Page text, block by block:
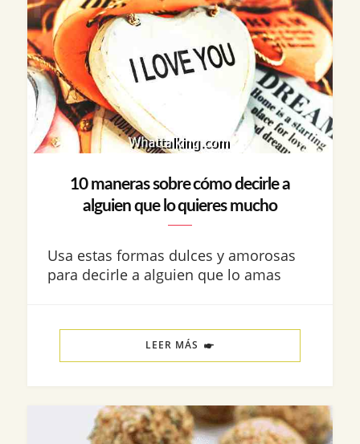
10 maneras sobre cómo decirle a
alguien que lo quieres mucho
Usa estas formas dulces y amorosas
para decirle a alguien que lo amas
LEER MÁS